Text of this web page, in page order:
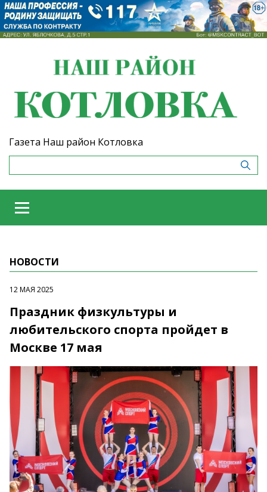
Газета Наш район Котловка
НОВОСТИ
12 МАЯ 2025
Праздник физкультуры и
любительского спорта пройдет в
Москве 17 мая